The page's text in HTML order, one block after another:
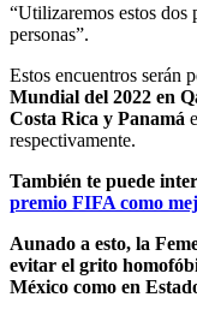
“Utilizaremos estos
personas”.
Estos encuentros serán
Mundial del 2022 en
Costa Rica y Panamá
respectivamente.
También te puede
premio FIFA como
Aunado a esto, la
evitar el grito
México como en